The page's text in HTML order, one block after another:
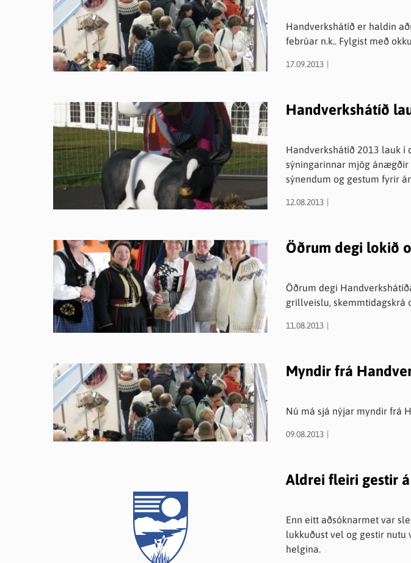
Handverkshátíð er haldin
febrúar n.k.. Fylgist með
17.09.2013
Handverkshátíð
Handverkshátíð 2013 lauk í dag í sól og blíðu. Alls fékk sýningin
sýningarinnar mjög
sýnendum og gestum fyrir
12.08.2013
Öðrum degi lokið
Öðrum degi
grillveislu, skemmtidagskrá
11.08.2013
Myndir frá
Nú má sjá nýjar myndir frá
09.08.2013
Aldrei fleiri gestir
Enn eitt aðsóknarmet var
lukkuðust vel og gestir
helgina.